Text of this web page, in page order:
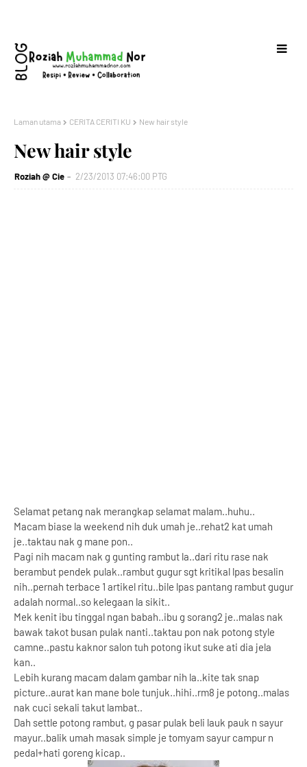
Laman utama CERITA CERITI KU New hair style
New hair style
Roziah @ Cie 2/23/2013 07:46:00 PTG
Selamat petang nak merangkap selamat malam..huhu..
Macam biase la weekend nih duk umah je..rehat2 kat umah
je..taktau nak g mane pon..
Pagi nih macam nak g gunting rambut la..dari ritu rase nak
berambut pendek pulak..rambut gugur sgt kritikal lpas besalin
nih..pernah terbace 1 artikel ritu..bile lpas pantang rambut gugur
adalah normal..so kelegaan la sikit..
Mek kenit ibu tinggal ngan babah..ibu g sorang2 je..malas nak
bawak takot busan pulak nanti..taktau pon nak potong style
camne..pastu kaknor salon tuh potong ikut suke ati dia jela
kan..
Lebih kurang macam dalam gambar nih la..kite tak snap
picture..aurat kan mane bole tunjuk..hihi..rm8 je potong..malas
nak cuci sekali takut lambat..
Dah settle potong rambut, g pasar pulak beli lauk pauk n sayur
mayur..balik umah masak simple je tomyam sayur campur n
pedal+hati goreng kicap..